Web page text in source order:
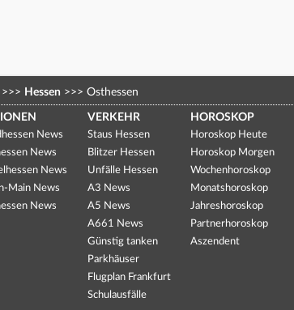
>>> Hessen >>> Osthessen
News
News
News
Main News
News
VERKEHR
Staus Hessen
Blitzer Hessen
Unfälle Hessen
A3 News
A5 News
A661 News
Günstig tanken
Parkhäuser
Flugplan Frankfurt
Schulausfälle
HOROSKOP
Horoskop Heute
Horoskop Morgen
Wochenhoroskop
Monatshoroskop
Jahreshoroskop
Partnerhoroskop
Aszendent